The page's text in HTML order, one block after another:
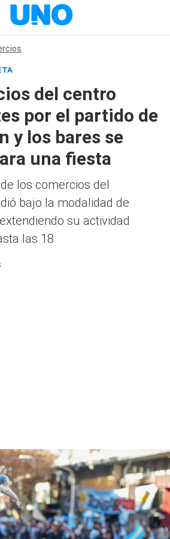
del centro
por el partido de
y los bares se
una fiesta
los comercios del
bajo la modalidad de
su actividad
las 18